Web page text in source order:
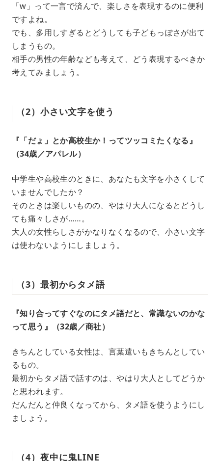
「w」って一言で済んで、楽しさを表現するのに便利
ですよね。
でも、多用しすぎるとどうしても子どもっぽさが出て
しまうもの。
相手の男性の年齢なども考えて、どう表現するべきか
考えてみましょう。
（2）小さい文字を使う
『「だょ」とか高校生か！ってツッコミたくなる』
（34歳／アパレル）
中学生や高校生のときに、あなたも文字を小さくして
いませんでしたか？
そのときは楽しいものの、やはり大人になるとどうし
ても痛々しさが……。
大人の女性らしさがかなりなくなるので、小さい文字
は使わないようにしましょう。
（3）最初からタメ語
『知り合ってすぐなのにタメ語だと、常識ないのかな
って思う』（32歳／商社）
きちんとしている女性は、言葉遣いもきちんとしてい
るもの。
最初からタメ語で話すのは、やはり大人としてどうか
と思われます。
だんだんと仲良くなってから、タメ語を使うようにし
ましょう。
（4）夜中に鬼LINE